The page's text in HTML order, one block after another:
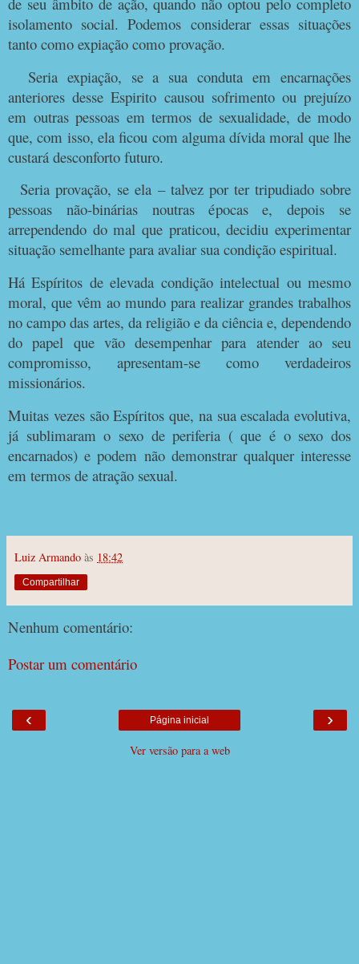
isolamento social. Podemos considerar essas situações
tanto como expiação como provação.
Seria expiação, se a sua conduta em encarnações
anteriores desse Espirito causou sofrimento ou prejuízo
em outras pessoas em termos de sexualidade, de modo
que, com isso, ela ficou com alguma dívida moral que lhe
custará desconforto futuro.
Seria provação, se ela – talvez por ter tripudiado sobre
pessoas não-binárias noutras épocas e, depois se
arrependendo do mal que praticou, decidiu experimentar
situação semelhante para avaliar sua condição espiritual.
Há Espíritos de elevada condição intelectual ou mesmo
moral, que vêm ao mundo para realizar grandes trabalhos
no campo das artes, da religião e da ciência e, dependendo
do papel que vão desempenhar para atender ao seu
compromisso, apresentam-se como verdadeiros
missionários.
Muitas vezes são Espíritos que, na sua escalada evolutiva,
já sublimaram o sexo de periferia ( que é o sexo dos
encarnados) e podem não demonstrar qualquer interesse
em termos de atração sexual.
Luiz Armando às 18:42
Compartilhar
Nenhum comentário:
Postar um comentário
‹ ›
Página inicial
Ver versão para a web